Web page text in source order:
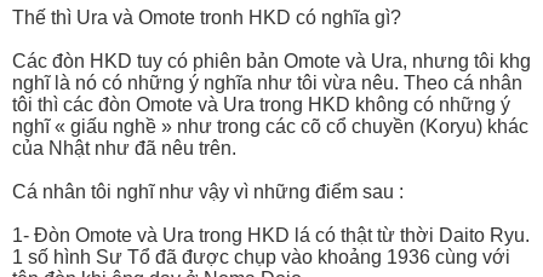
Thế thì Ura và Omote tronh HKD có nghĩa gì?
Các đòn HKD tuy có phiên bản Omote và Ura, nhưng tôi khg
nghĩ là nó có những ý nghĩa như tôi vừa nêu. Theo cá nhân
tôi thì các đòn Omote và Ura trong HKD không có những ý
nghĩ « giấu nghề » như trong các cõ cổ chuyền (Koryu) khác
của Nhật như đã nêu trên.
Cá nhân tôi nghĩ như vậy vì những điểm sau :
1- Đòn Omote và Ura trong HKD lá có thật từ thời Daito Ryu.
1 số hình Sư Tổ đã được chụp vào khoảng 1936 cùng với